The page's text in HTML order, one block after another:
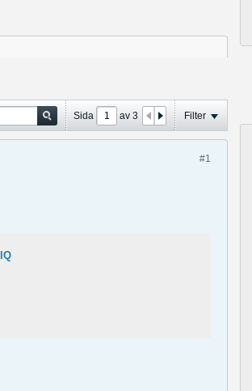
Sida av 3 Filter
#1